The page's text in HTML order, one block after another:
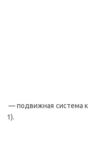
— подвижная система
1).